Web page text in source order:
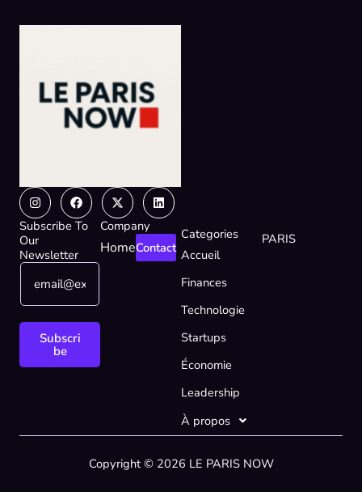
InstagramFacebook
X-
twitter
Linkedin
Subscribe To
Our
Newsletter
E
a
E
E
a
Subscri
be
Company
HomeContact
Categories
Accueil
Finances
Technologie
Startups
Économie
Leadership
À propos
PARIS
Copyright © 2026 LE PARIS NOW